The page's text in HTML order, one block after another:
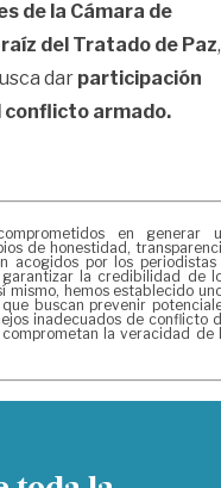
de la Cámara de
del Tratado de Paz,
dar participación
conflicto armado.
en generar
de honestidad,
acogidos por los periodistas
la credibilidad de
mismo, hemos establecido
buscan prevenir
inadecuados de conflicto
la veracidad de